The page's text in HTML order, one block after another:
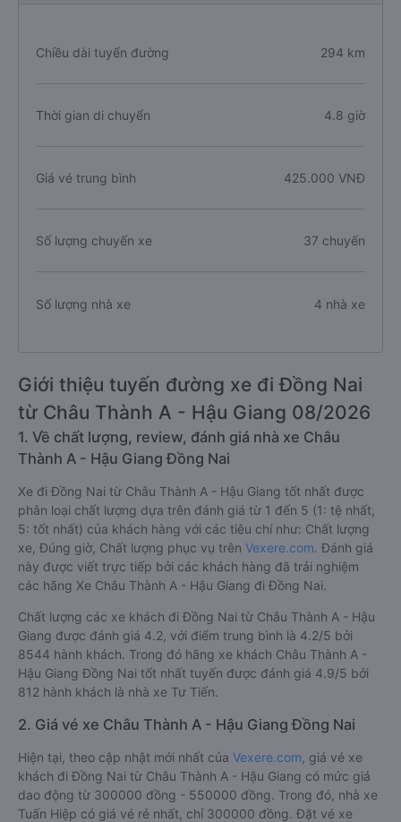
Chiều dài tuyến đường 294 km
Thời gian di chuyển 4.8 giờ
Giá vé trung bình 425.000 VNĐ
Số lượng chuyến xe 37 chuyến
Số lượng nhà xe 4 nhà xe
Giới thiệu tuyến đường xe đi Đồng Nai
từ Châu Thành A - Hậu Giang 08/2026
1. Về chất lượng, review, đánh giá nhà xe Châu
Thành A - Hậu Giang Đồng Nai
Xe đi Đồng Nai từ Châu Thành A - Hậu Giang tốt nhất được
phân loại chất lượng dựa trên đánh giá từ 1 đến 5 (1: tệ nhất,
5: tốt nhất) của khách hàng với các tiêu chí như: Chất lượng
xe, Đúng giờ, Chất lượng phục vụ trên Vexere.com. Đánh giá
này được viết trực tiếp bởi các khách hàng đã trải nghiệm
các hãng Xe Châu Thành A - Hậu Giang đi Đồng Nai.
Chất lượng các xe khách đi Đồng Nai từ Châu Thành A - Hậu
Giang được đánh giá 4.2, với điểm trung bình là 4.2/5 bởi
8544 hành khách. Trong đó hãng xe khách Châu Thành A -
Hậu Giang Đồng Nai tốt nhất tuyến được đánh giá 4.9/5 bởi
812 hành khách là nhà xe Tư Tiến.
2. Giá vé xe Châu Thành A - Hậu Giang Đồng Nai
Hiện tại, theo cập nhật mới nhất của Vexere.com , giá vé xe
khách đi Đồng Nai từ Châu Thành A - Hậu Giang có mức giá
dao động từ 300000 đồng - 550000 đồng. Trong đó, nhà xe
Tuấn Hiệp có giá vé rẻ nhất, chỉ 300000 đồng. Đặt vé xe